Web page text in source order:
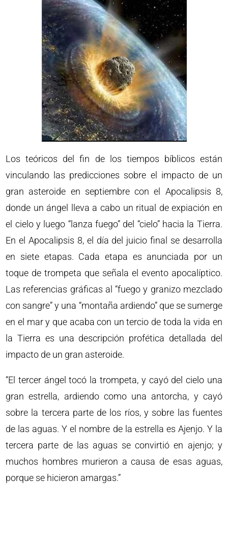
Los teóricos del fin de los tiempos bíblicos están
vinculando las predicciones sobre el impacto de un
gran asteroide en septiembre con el Apocalipsis 8,
donde un ángel lleva a cabo un ritual de expiación en
el cielo y luego “lanza fuego” del “cielo” hacia la Tierra.
En el Apocalipsis 8, el día del juicio final se desarrolla
en siete etapas. Cada etapa es anunciada por un
toque de trompeta que señala el evento apocalíptico.
Las referencias gráficas al “fuego y granizo mezclado
con sangre” y una “montaña ardiendo” que se sumerge
en el mar y que acaba con un tercio de toda la vida en
la Tierra es una descripción profética detallada del
impacto de un gran asteroide.
“El tercer ángel tocó la trompeta, y cayó del cielo una
gran estrella, ardiendo como una antorcha, y cayó
sobre la tercera parte de los ríos, y sobre las fuentes
de las aguas. Y el nombre de la estrella es Ajenjo. Y la
tercera parte de las aguas se convirtió en ajenjo; y
muchos hombres murieron a causa de esas aguas,
porque se hicieron amargas.”